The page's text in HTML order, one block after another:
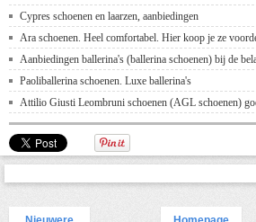
Cypres schoenen en laarzen, aanbiedingen
Ara schoenen. Heel comfortabel. Hier koop je ze
Aanbiedingen ballerina's (ballerina schoenen) bij de
Paoliballerina schoenen. Luxe ballerina's
Attilio Giusti Leombruni schoenen (AGL schoenen)